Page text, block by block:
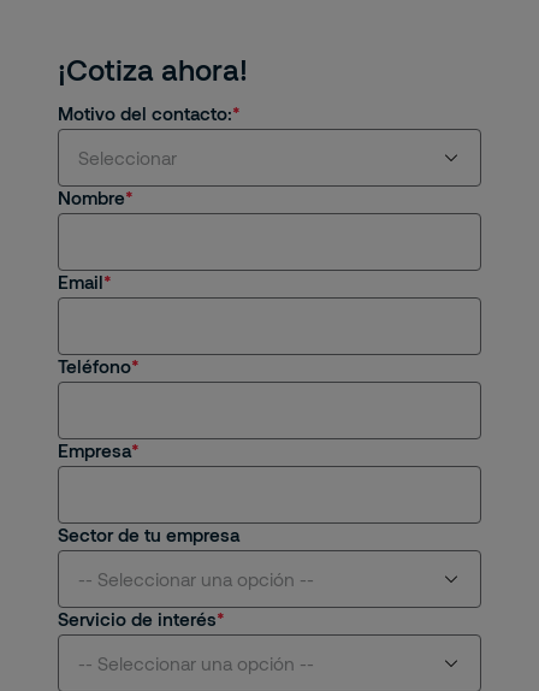
¡Cotiza ahora!
Motivo del contacto:
Seleccionar
Soy cliente actual
Estoy interesado en una oportunidad de
empleo
Tengo una consulta general
Nombre
Email
Teléfono
Empresa
Sector de tu empresa
-- Seleccionar una opción --
Servicio de interés
-- Seleccionar una opción --